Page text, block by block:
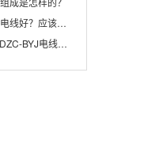
该选用多少平方的？
线有哪些不同之处？